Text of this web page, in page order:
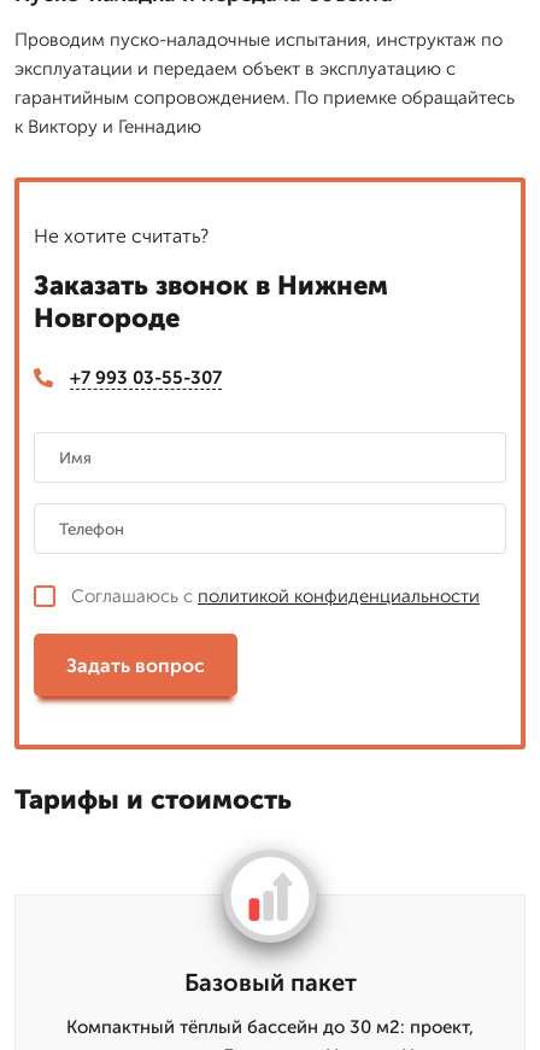
Проводим пуско-наладочные испытания, инструктаж по
эксплуатации и передаем объект в эксплуатацию с
гарантийным сопровождением. По приемке обращайтесь
к Виктору и Геннадию
Не хотите считать?
Заказать звонок в Нижнем
Новгороде
+7 993 03-55-307
Соглашаюсь с политикой конфиденциальности
Задать вопрос
Тарифы и стоимость
Базовый пакет
Компактный тёплый бассейн до 30 м2: проект,